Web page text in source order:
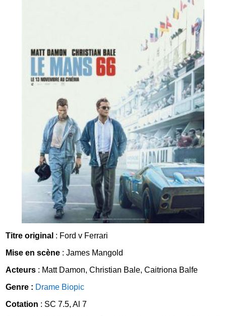
Titre original : Ford v Ferrari
Mise en scène : James Mangold
Acteurs : Matt Damon, Christian Bale, Caitriona Balfe
Genre : Drame Biopic
Cotation : SC 7.5, Al 7